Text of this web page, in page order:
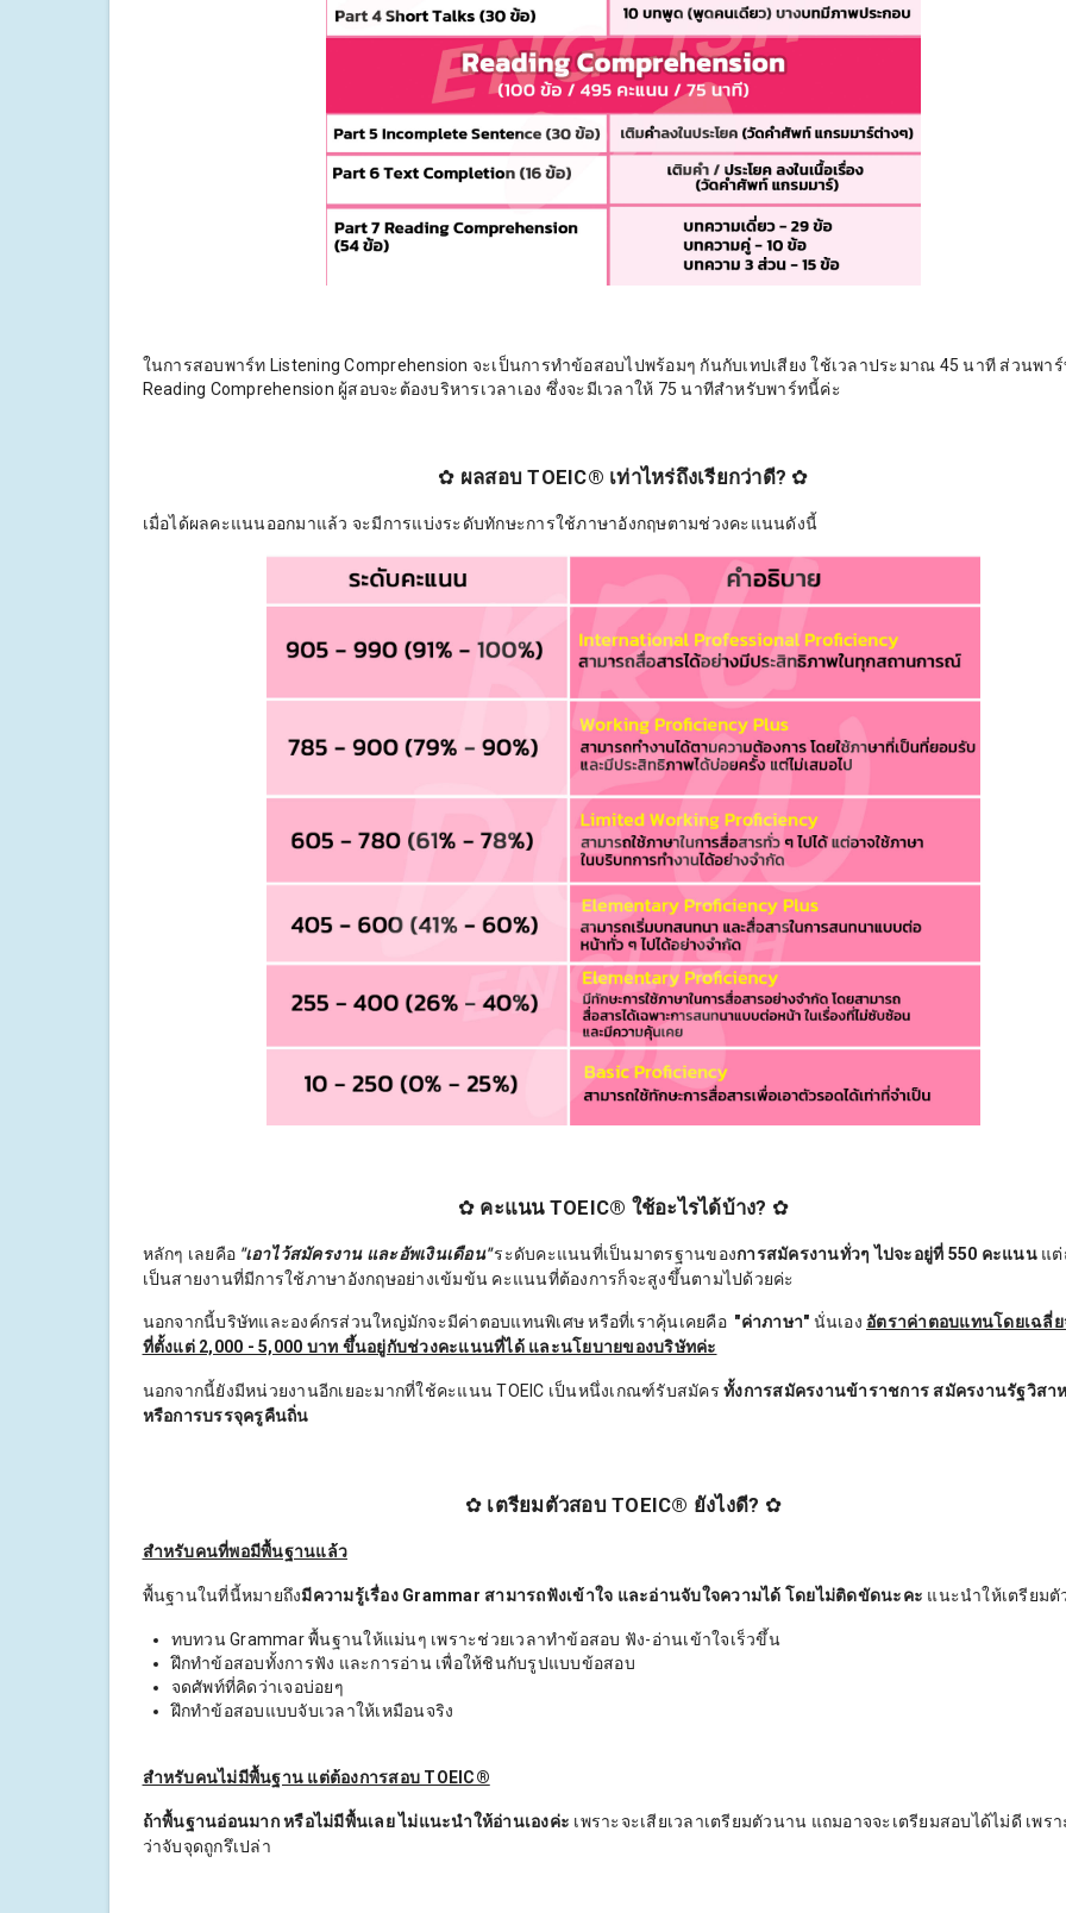
ในการสอบพาร์ท Listening Comprehension จะเป็นการทำข้อสอบไปพร้อมๆ กันกับเทปเสียง ใช้เวลาประมาณ 45 นาที ส่วนพา
Reading Comprehension ผู้สอบจะต้องบริหารเวลาเอง ซึ่งจะมีเวลาให้ 75 นาทีสำหรับพาร์ทนี้ค่ะ
✿ ผลสอบ TOEIC® เท่าไหร่ถึงเรียกว่าดี? ✿
เมื่อได้ผลคะแนนออกมาแล้ว จะมีการแบ่งระดับทักษะการใช้ภาษาอังกฤษตามช่วงคะแนนดังนี้
✿ คะแนน TOEIC® ใช้อะไรได้บ้าง? ✿
หลักๆ เลยคือ "เอาไว้สมัครงาน และอัพเงินเดือน"ระดับคะแนนที่เป็นมาตรฐานของการสมัครงานทั่วๆ ไปจะอยู่ที่ 550 คะแนนแต่
เป็นสายงานที่มีการใช้ภาษาอังกฤษอย่างเข้มข้น คะแนนที่ต้องการก็จะสูงขึ้นตามไปด้วยค่ะ
นอกจากนี้บริษัทและองค์กรส่วนใหญ่มักจะมีค่าตอบแทนพิเศษ หรือที่เราคุ้นเคยคือ "ค่าภาษา" นั่นเอง อัตราค่าตอบแทนโดยเฉลี่ย
ที่ตั้งแต่ 2,000 - 5,000 บาท ขึ้นอยู่กับช่วงคะแนนที่ได้ และนโยบายของบริษัทค่ะ
นอกจากนี้ยังมีหน่วยงานอีกเยอะมากที่ใช้คะแนน TOEIC เป็นหนึ่งเกณฑ์รับสมัคร ทั้งการสมัครงานข้าราชการ สมัครงานรัฐวิสา
หรือการบรรจุครูคืนถิ่น
✿ เตรียมตัวสอบ TOEIC® ยังไงดี? ✿
สำหรับคนที่พอมีพื้นฐานแล้ว
พื้นฐานในที่นี้หมายถึงมีความรู้เรื่อง Grammar สามารถฟังเข้าใจ และอ่านจับใจความได้ โดยไม่ติดขัดนะคะ แนะนำให้เตรียมตั
ทบทวน Grammar พื้นฐานให้แม่นๆ เพราะช่วยเวลาทำข้อสอบ ฟัง-อ่านเข้าใจเร็วขึ้น
ฝึกทำข้อสอบทั้งการฟัง และการอ่าน เพื่อให้ชินกับรูปแบบข้อสอบ
จดศัพท์ที่คิดว่าเจอบ่อยๆ
ฝึกทำข้อสอบแบบจับเวลาให้เหมือนจริง
สำหรับคนไม่มีพื้นฐาน แต่ต้องการสอบ TOEIC®
ถ้าพื้นฐานอ่อนมาก หรือไม่มีพื้นเลย ไม่แนะนำให้อ่านเองค่ะ เพราะจะเสียเวลาเตรียมตัวนาน แถมอาจจะเตรียมสอบได้ไม่ดี เพร
ว่าจับจุดถูกรึเปล่า